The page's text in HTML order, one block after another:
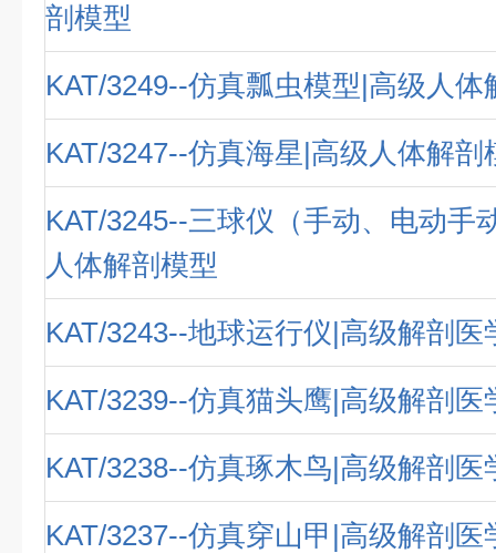
剖模型
KAT/3249--仿真瓢虫模型|高级人体
KAT/3247--仿真海星|高级人体解剖
KAT/3245--三球仪（手动、电动手
人体解剖模型
KAT/3243--地球运行仪|高级解剖医
KAT/3239--仿真猫头鹰|高级解剖医
KAT/3238--仿真琢木鸟|高级解剖医
KAT/3237--仿真穿山甲|高级解剖医